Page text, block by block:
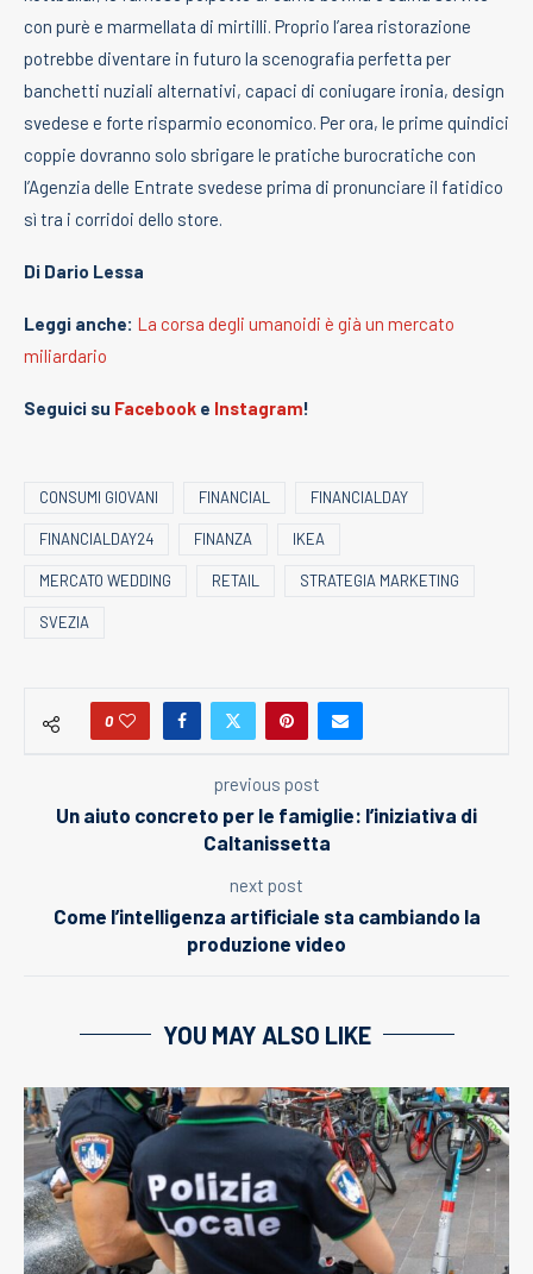
con purè e marmellata di mirtilli. Proprio l’area ristorazione
potrebbe diventare in futuro la scenografia perfetta per
banchetti nuziali alternativi, capaci di coniugare ironia, design
svedese e forte risparmio economico. Per ora, le prime quindici
coppie dovranno solo sbrigare le pratiche burocratiche con
l’Agenzia delle Entrate svedese prima di pronunciare il fatidico
sì tra i corridoi dello store.
Di Dario Lessa
Leggi anche: La corsa degli umanoidi è già un mercato
miliardario
Seguici su Facebook e Instagram!
CONSUMI GIOVANI FINANCIAL FINANCIALDAY
FINANCIALDAY24 FINANZA IKEA
MERCATO WEDDING RETAIL STRATEGIA MARKETING
SVEZIA
0
previous post
Un aiuto concreto per le famiglie: l’iniziativa di
Caltanissetta
next post
Come l’intelligenza artificiale sta cambiando la
produzione video
YOU MAY ALSO LIKE